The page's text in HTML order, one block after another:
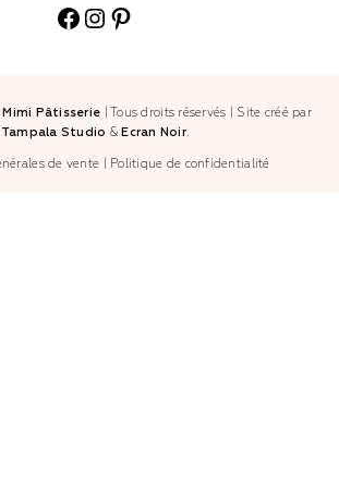
Facebook
Instagram
Pinterest
Mimi Pâtisserie Tous droits réservés
Site créé par
Tampala Studio & Ecran Noir.
de vente Politique de confidentialité